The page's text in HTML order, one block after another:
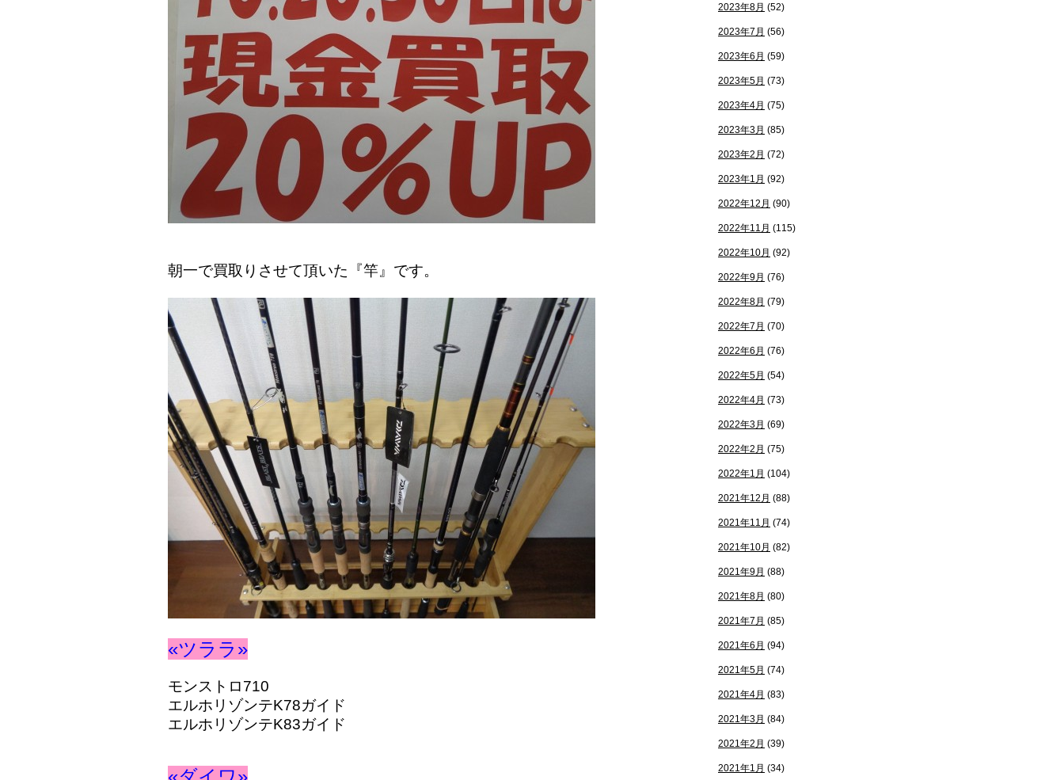
朝一で買取りさせて頂いた『竿』です。
«ツララ»
モンストロ710
エルホリゾンテK78ガイド
エルホリゾンテK83ガイド
2023年8月 (52)
2023年7月 (56)
2023年6月 (59)
2023年5月 (73)
2023年4月 (75)
2023年3月 (85)
2023年2月 (72)
2023年1月 (92)
2022年12月 (90)
2022年11月 (115)
2022年10月 (92)
2022年9月 (76)
2022年8月 (79)
2022年7月 (70)
2022年6月 (76)
2022年5月 (54)
2022年4月 (73)
2022年3月 (69)
2022年2月 (75)
2022年1月 (104)
2021年12月 (88)
2021年11月 (74)
2021年10月 (82)
2021年9月 (88)
2021年8月 (80)
2021年7月 (85)
2021年6月 (94)
2021年5月 (74)
2021年4月 (83)
2021年3月 (84)
2021年2月 (39)
2021年1月 (34)